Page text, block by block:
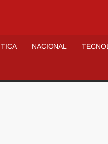
NACIONAL